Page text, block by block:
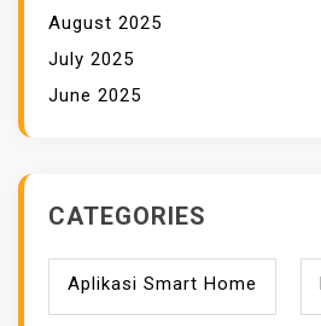
August 2025
July 2025
June 2025
CATEGORIES
Aplikasi Smart Home